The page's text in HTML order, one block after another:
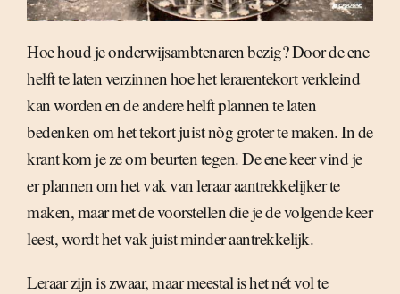
Hoe houd je onderwijsambtenaren bezig? Door de ene
helft te laten verzinnen hoe het lerarentekort verkleind
kan worden en de andere helft plannen te laten
bedenken om het tekort juist nòg groter te maken. In de
krant kom je ze om beurten tegen. De ene keer vind je
er plannen om het vak van leraar aantrekkelijker te
maken, maar met de voorstellen die je de volgende keer
leest, wordt het vak juist minder aantrekkelijk.
Leraar zijn is zwaar, maar meestal is het nét vol te